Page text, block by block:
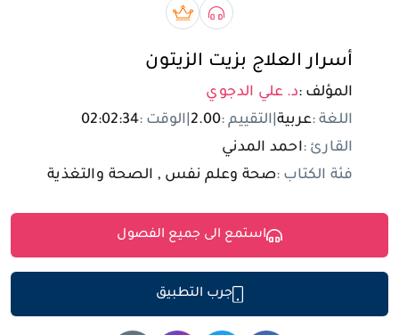
مستخدم جديد
صوتي bookبريميوم book
أسرار العلاج بزيت الزيتون
المؤلف :د. علي الدجوي
اللغة :عربية التقييم :2.00 الوقت :02:02:34
القارئ :احمد المدني
فئة الكتاب :صحة وعلم نفس , الصحة والتغذية
استمع الى جميع الفصول
جرب التطبيق